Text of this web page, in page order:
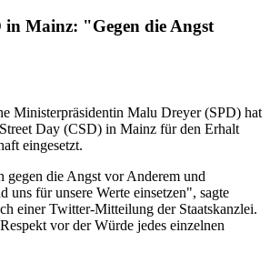
in Mainz: "Gegen die Angst
Ministerpräsidentin Malu Dreyer (SPD) hat
Day (CSD) in Mainz für den Erhalt
eingesetzt.
gegen die Angst vor Anderem und
uns für unsere Werte einsetzen", sagte
einer Twitter-Mitteilung der Staatskanzlei.
vor der Würde jedes einzelnen